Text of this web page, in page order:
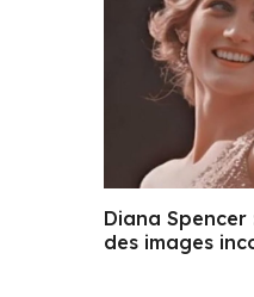
Diana
des images